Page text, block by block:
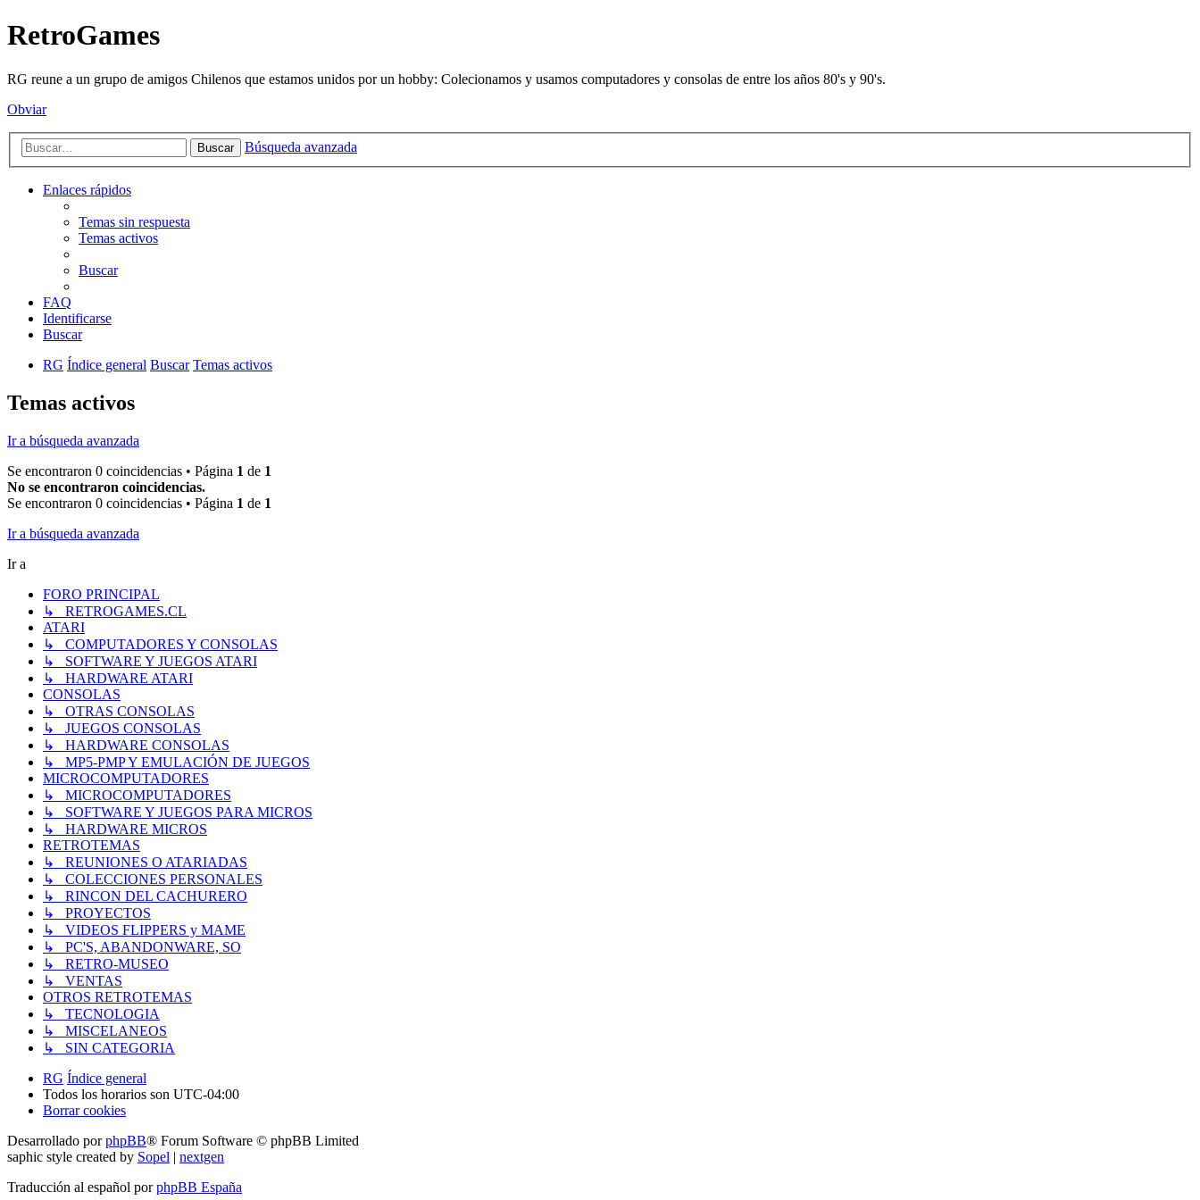
RetroGames
RG reune a un grupo de amigos Chilenos que estamos unidos por un hobby: Colecionamos y usamos computadores y consolas de entre los años 80's y 90's.
Obviar
Buscar Búsqueda avanzada
Enlaces rápidos
Temas sin respuesta
Temas activos
Buscar
FAQ
Identificarse
Buscar
RG Índice general Buscar Temas activos
Temas activos
Ir a búsqueda avanzada
Se encontraron 0 coincidencias • Página 1 de 1
No se encontraron coincidencias.
Se encontraron 0 coincidencias • Página 1 de 1
Ir a búsqueda avanzada
Ir a
FORO PRINCIPAL
↳ RETROGAMES.CL
ATARI
↳ COMPUTADORES Y CONSOLAS
↳ SOFTWARE Y JUEGOS ATARI
↳ HARDWARE ATARI
CONSOLAS
↳ OTRAS CONSOLAS
↳ JUEGOS CONSOLAS
↳ HARDWARE CONSOLAS
↳ MP5-PMP Y EMULACIÓN DE JUEGOS
MICROCOMPUTADORES
↳ MICROCOMPUTADORES
↳ SOFTWARE Y JUEGOS PARA MICROS
↳ HARDWARE MICROS
RETROTEMAS
↳ REUNIONES O ATARIADAS
↳ COLECCIONES PERSONALES
↳ RINCON DEL CACHURERO
↳ PROYECTOS
↳ VIDEOS FLIPPERS y MAME
↳ PC'S, ABANDONWARE, SO
↳ RETRO-MUSEO
↳ VENTAS
OTROS RETROTEMAS
↳ TECNOLOGIA
↳ MISCELANEOS
↳ SIN CATEGORIA
RG Índice general
Todos los horarios son UTC-04:00
Borrar cookies
Desarrollado porphpBB® Forum Software © phpBB Limited
saphic style created by Sopel | nextgen
Traducción al español porphpBB España